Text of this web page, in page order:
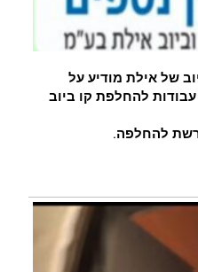
של אילת מודיע על
להחלפת קו ביוב
להחלפה.